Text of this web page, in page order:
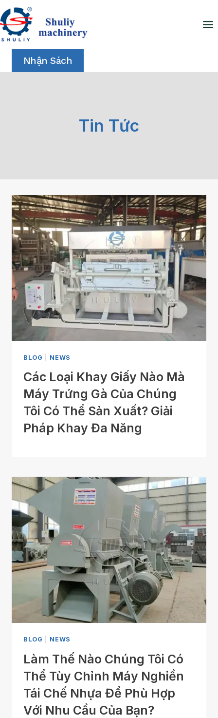
Skip
to
content
Nhận Sách
Tin Tức
BLOG NEWS
Các Loại Khay Giấy Nào Mà
Máy Trứng Gà Của Chúng
Tôi Có Thể Sản Xuất? Giải
Pháp Khay Đa Năng
BLOG NEWS
Làm Thế Nào Chúng Tôi Có
Thể Tùy Chỉnh Máy Nghiền
Tái Chế Nhựa Để Phù Hợp
Với Nhu Cầu Của Bạn?